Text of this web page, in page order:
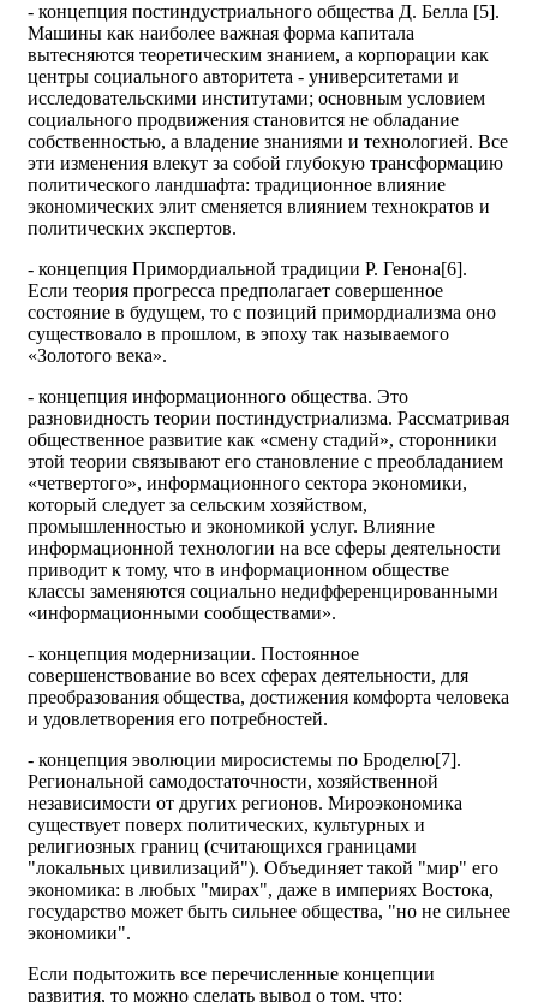
- концепция постиндустриального общества Д. Белла [5].
Машины как наиболее важная форма капитала
вытесняются теоретическим знанием, а корпорации как
центры социального авторитета - университетами и
исследовательскими институтами; основным условием
социального продвижения становится не обладание
собственностью, а владение знаниями и технологией. Все
эти изменения влекут за собой глубокую трансформацию
политического ландшафта: традиционное влияние
экономических элит сменяется влиянием технократов и
политических экспертов.
- концепция Примордиальной традиции Р. Генона[6].
Если теория прогресса предполагает совершенное
состояние в будущем, то с позиций примордиализма оно
существовало в прошлом, в эпоху так называемого
«Золотого века».
- концепция информационного общества. Это
разновидность теории постиндустриализма. Рассматривая
общественное развитие как «смену стадий», сторонники
этой теории связывают его становление с преобладанием
«четвертого», информационного сектора экономики,
который следует за сельским хозяйством,
промышленностью и экономикой услуг. Влияние
информационной технологии на все сферы деятельности
приводит к тому, что в информационном обществе
классы заменяются социально недифференцированными
«информационными сообществами».
- концепция модернизации. Постоянное
совершенствование во всех сферах деятельности, для
преобразования общества, достижения комфорта человека
и удовлетворения его потребностей.
- концепция эволюции миросистемы по Броделю[7].
Региональной самодостаточности, хозяйственной
независимости от других регионов. Мироэкономика
существует поверх политических, культурных и
религиозных границ (считающихся границами
"локальных цивилизаций"). Объединяет такой "мир" его
экономика: в любых "мирах", даже в империях Востока,
государство может быть сильнее общества, "но не сильнее
экономики".
Если подытожить все перечисленные концепции
развития, то можно сделать вывод о том, что: